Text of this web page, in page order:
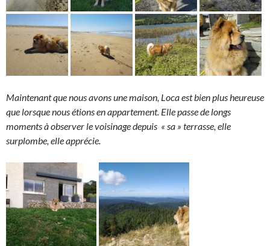
Maintenant que nous avons une maison, Loca est bien plus heureuse
que lorsque nous étions en appartement. Elle passe de longs
moments à observer le voisinage depuis « sa » terrasse, elle
surplombe, elle apprécie.